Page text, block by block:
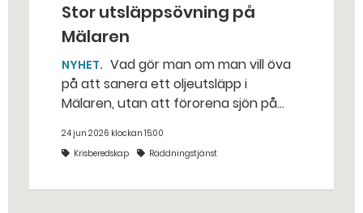
Stor utsläppsövning på
Mälaren
NYHET
på att sanera ett oljeutsläpp i
Mälaren, utan att förorena sjön på
stället. Det gjorde räddningstjänsten i
Eskilstuna – tio kubikmeter närmare
24 jun 2026 klockan 15:00
Krisberedskap
Räddningstjänst